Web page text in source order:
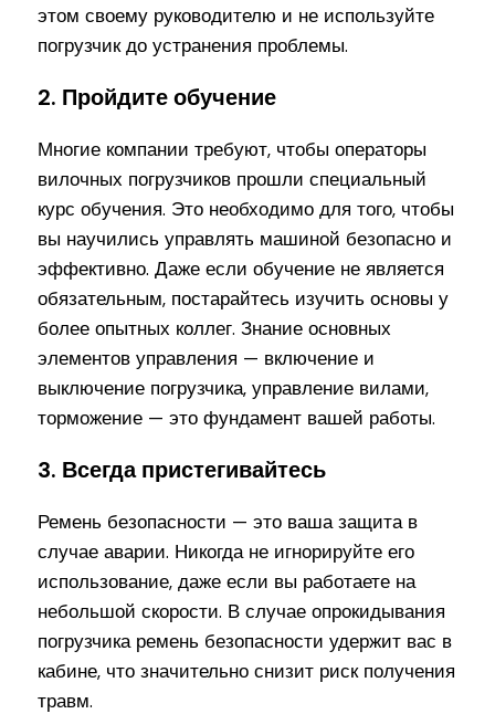
этом своему руководителю и не используйте
погрузчик до устранения проблемы.
2. Пройдите обучение
Многие компании требуют, чтобы операторы
вилочных погрузчиков прошли специальный
курс обучения. Это необходимо для того, чтобы
вы научились управлять машиной безопасно и
эффективно. Даже если обучение не является
обязательным, постарайтесь изучить основы у
более опытных коллег. Знание основных
элементов управления — включение и
выключение погрузчика, управление вилами,
торможение — это фундамент вашей работы.
3. Всегда пристегивайтесь
Ремень безопасности — это ваша защита в
случае аварии. Никогда не игнорируйте его
использование, даже если вы работаете на
небольшой скорости. В случае опрокидывания
погрузчика ремень безопасности удержит вас в
кабине, что значительно снизит риск получения
травм.